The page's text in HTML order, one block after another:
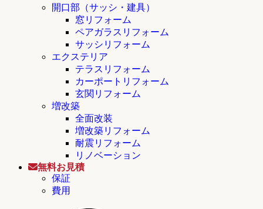
開口部（サッシ・建具）
窓リフォーム
ペアガラスリフォーム
サッシリフォーム
エクステリア
テラスリフォーム
カーポートリフォーム
玄関リフォーム
増改築
全面改装
増改築リフォーム
耐震リフォーム
リノベーション
無料お見積
保証
費用